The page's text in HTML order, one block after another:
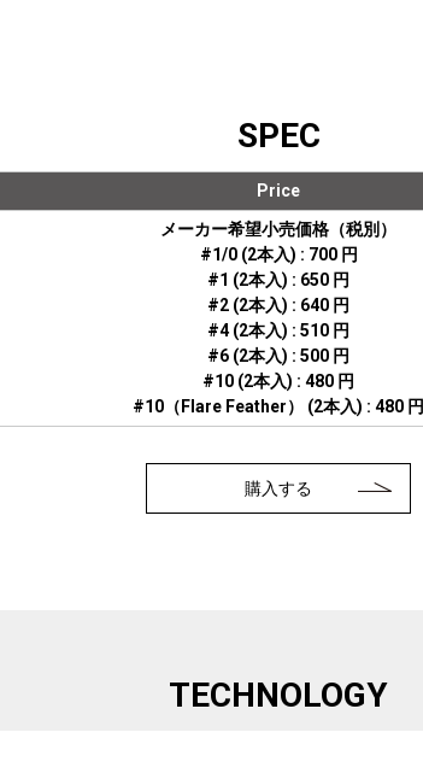
SPEC
Price
メーカー希望小売価格（税別）
#1/0 (2本入) : 700 円
#1 (2本入) : 650 円
#2 (2本入) : 640 円
#4 (2本入) : 510 円
#6 (2本入) : 500 円
#10 (2本入) : 480 円
#10（Flare Feather） (2本入) : 480 円
購入する
TECHNOLOGY